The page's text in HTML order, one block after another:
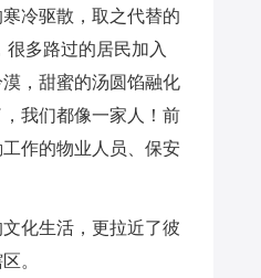
冷驱散，取之代替的
多路过的居民加入
，甜蜜的汤圆馅融化
我们都像一家人！前
作的物业人员、保安
化生活，更拉近了彼
。